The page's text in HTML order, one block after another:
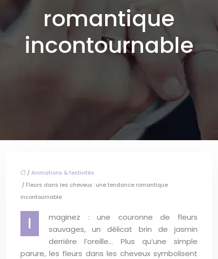
romantique
incontournable
/Animations & festivités
/ Fleurs dans les cheveux : une tendance romantique
incontournable
I
maginez : une couronne de fleurs
sauvages, un délicat brin de jasmin
derrière l’oreille… Plus qu’une simple
parure, les fleurs dans les cheveux symbolisent